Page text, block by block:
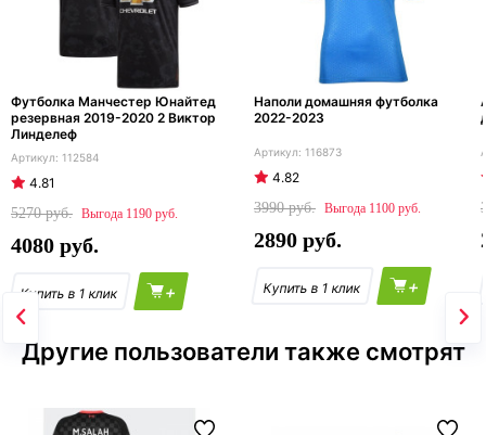
Футболка Манчестер Юнайтед
резервная 2019-2020 2 Виктор
Линделеф
112584
4.81
5270
1190
4080
+
Наполи домашняя футболка
2022-2023
116873
4.82
3990
1100
2890
+
Другие пользователи также смотрят